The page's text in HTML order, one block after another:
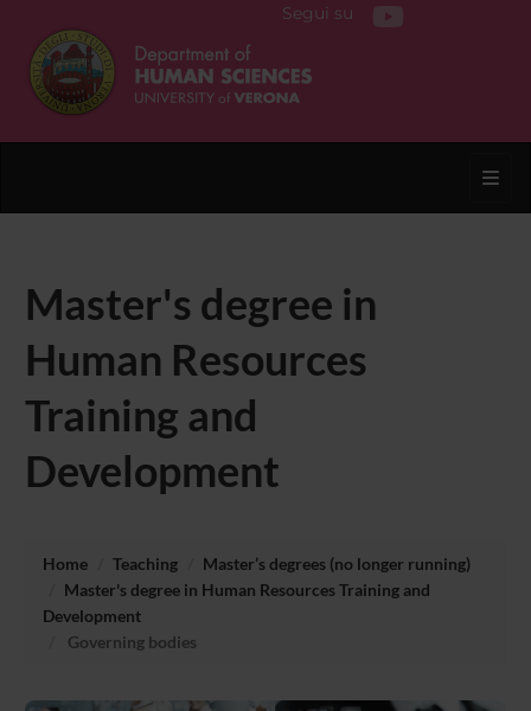
Segui su
Master's degree in
Human Resources
Training and
Development
Home Teaching
Master’s degrees (no longer running)
Master's degree in Human Resources Training and
Development
Governing bodies